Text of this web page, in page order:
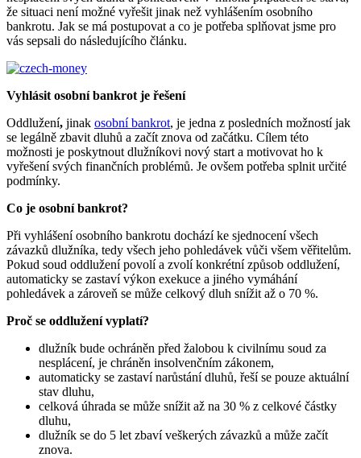
že situaci není možné vyřešit jinak než vyhlášením osobního
bankrotu. Jak se má postupovat a co je potřeba splňovat jsme pro
vás sepsali do následujícího článku.
Vyhlásit osobní bankrot je řešení
Oddlužení, jinak osobní bankrot, je jedna z posledních možností jak
se legálně zbavit dluhů a začít znova od začátku. Cílem této
možnosti je poskytnout dlužníkovi nový start a motivovat ho k
vyřešení svých finančních problémů. Je ovšem potřeba splnit určité
podmínky.
Co je osobní bankrot?
Při vyhlášení osobního bankrotu dochází ke sjednocení všech
závazků dlužníka, tedy všech jeho pohledávek vůči všem věřitelům.
Pokud soud oddlužení povolí a zvolí konkrétní způsob oddlužení,
automaticky se zastaví výkon exekuce a jiného vymáhání
pohledávek a zároveň se může celkový dluh snížit až o 70 %.
Proč se oddlužení vyplatí?
dlužník bude ochráněn před žalobou k civilnímu soud za
nesplácení, je chráněn insolvenčním zákonem,
automaticky se zastaví narůstání dluhů, řeší se pouze aktuální
stav dluhu,
celková úhrada se může snížit až na 30 % z celkové částky
dluhu,
dlužník se do 5 let zbaví veškerých závazků a může začít
znova.